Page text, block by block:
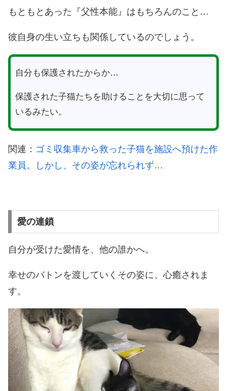
もともとあった『父性本能』はもちろんのこと…
彼自身の生い立ちも関係しているのでしょう。
自分も保護されたからか…
保護された子猫たちを助けることを大切に思って
いるみたい。
関連： ゴミ収集車から救った子猫を施設へ預けた作
業員。しかし、その姿が忘れられず…
愛の連鎖
自分が受けた愛情を、他の誰かへ。
幸せのバトンを渡していくその姿に、心癒されま
す。